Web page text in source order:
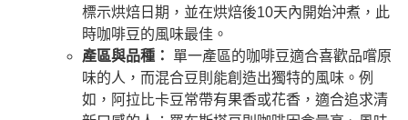
標示烘焙日期，並在烘焙後10天內開始沖煮，此
時咖啡豆的風味最佳。
產區與品種：
單一產區的咖啡豆適合喜歡品嚐原
味的人，而混合豆則能創造出獨特的風味。例
如，阿拉比卡豆常帶有果香或花香，適合追求清